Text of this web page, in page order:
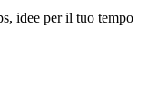
idee per il tuo tempo